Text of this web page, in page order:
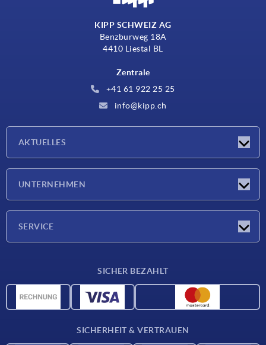
KIPP SCHWEIZ AG
Benzburweg 18A
4410 Liestal BL
Zentrale
+41 61 922 25 25
info@kipp.ch
AKTUELLES
UNTERNEHMEN
SERVICE
CAD-Daten
SICHER BEZAHLT
SICHERHEIT & VERTRAUEN